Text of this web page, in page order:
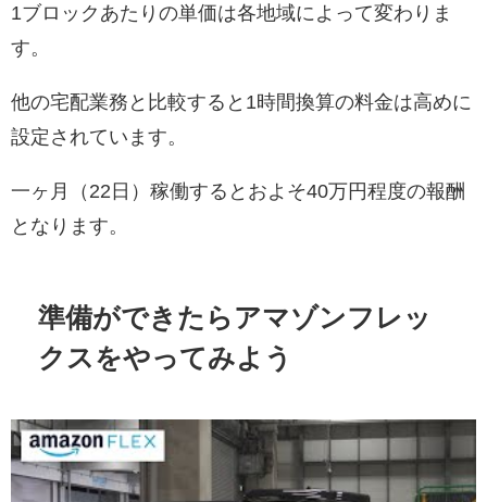
1ブロックあたりの単価は各地域によって変わりま
す。
他の宅配業務と比較すると1時間換算の料金は高めに
設定されています。
一ヶ月（22日）稼働するとおよそ40万円程度の報酬
となります。
準備ができたらアマゾンフレッ
クスをやってみよう